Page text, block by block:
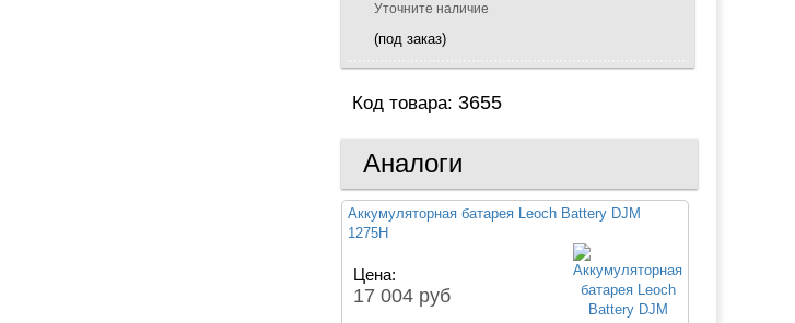
Уточните наличие
(под заказ)
Код товара: 3655
Аналоги
Аккумуляторная батарея Leoch Battery DJM
1275H
Цена:
17 004 руб